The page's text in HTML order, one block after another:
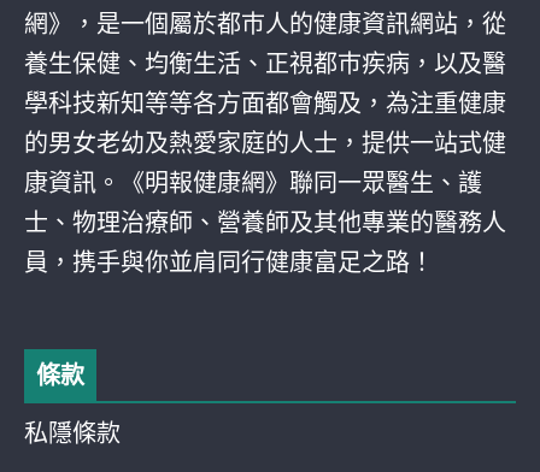
網》，是一個屬於都巿人的健康資訊網站，從
養生保健、均衡生活、正視都巿疾病，以及醫
學科技新知等等各方面都會觸及，為注重健康
的男女老幼及熱愛家庭的人士，提供一站式健
康資訊。《明報健康網》聯同一眾醫生、護
士、物理治療師、營養師及其他專業的醫務人
員，携手與你並肩同行健康富足之路！
條款
私隱條款